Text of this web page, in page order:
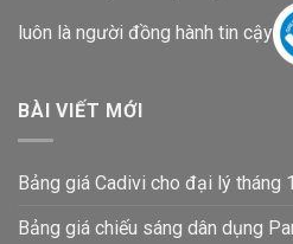
luôn là người đồng hành tin cậy
BÀI VIẾT MỚI
Bảng giá Cadivi cho đại lý tháng
Bảng giá chiếu sáng dân dụng